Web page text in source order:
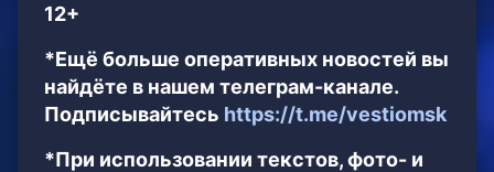
12+
*Ещё больше оперативных новостей вы
найдёте в нашем телеграм-канале.
Подписывайтесь https://t.me/vestiomsk
*При использовании текстов, фото- и